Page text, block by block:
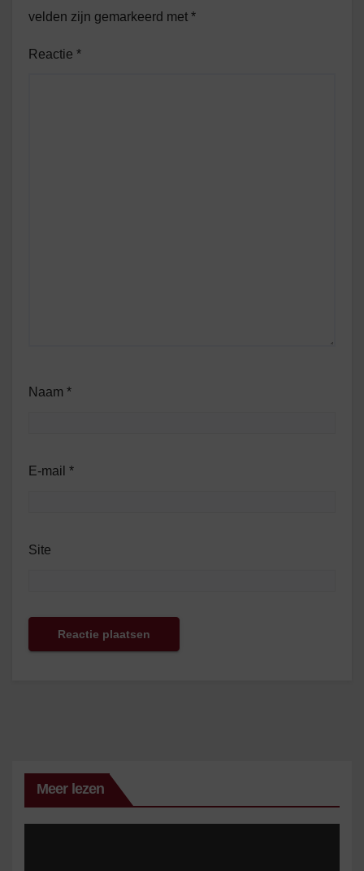
velden zijn gemarkeerd met *
Reactie *
Naam *
E-mail *
Site
Meer lezen